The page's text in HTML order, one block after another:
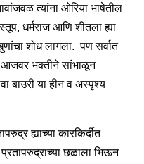
त्यांना ओरिया भाषेतील
धर्मराज आणि शीतला ह्या
शोध लागला. पण सर्वात
आजवर भक्तीने सांभाळून
बाउरी या हीन व अस्पृश्य
ह्याच्या कारकिर्दीत
छळाला भिऊन